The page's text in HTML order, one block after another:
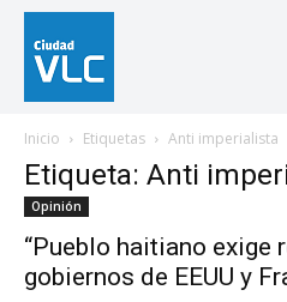
Inicio Etiquetas Anti imperialista
Etiqueta: Anti
Opinión
“Pueblo haitiano exige
gobiernos de EEUU y